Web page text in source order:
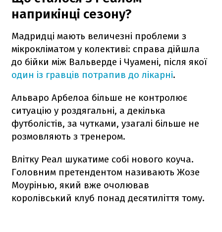
наприкінці сезону?
Мадридці мають величезні проблеми з
мікрокліматом у колективі: справа дійшла
до бійки між Вальверде і Чуамені, після якої
один із гравців потрапив до лікарні.
Альваро Арбелоа більше не контролює
ситуацію у роздягальні, а декілька
футболістів, за чутками, узагалі більше не
розмовляють з тренером.
Влітку Реал шукатиме собі нового коуча.
Головним претендентом називають Жозе
Моурінью, який вже очолював
королівський клуб понад десятиліття тому.